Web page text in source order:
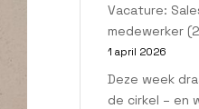
Vacature:
medewerker
1 april 2026
Deze week
de cirkel – en